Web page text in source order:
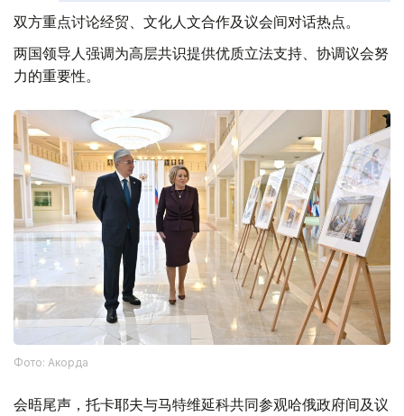
双方重点讨论经贸、文化人文合作及议会间对话热点。
两国领导人强调为高层共识提供优质立法支持、协调议会努
力的重要性。
Фото: Акорда
会晤尾声，托卡耶夫与马特维延科共同参观哈俄政府间及议